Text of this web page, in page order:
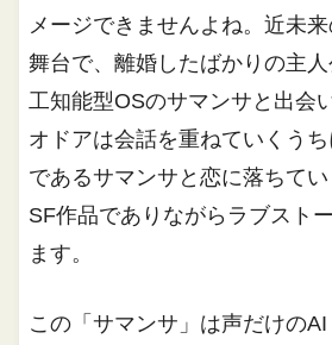
メージできませんよね。近未
舞台で、離婚したばかりの主
工知能型OSのサマンサと出会
オドアは会話を重ねていくうち
であるサマンサと恋に落ちて
SF作品でありながらラブスト
ます。
この「サマンサ」は声だけの